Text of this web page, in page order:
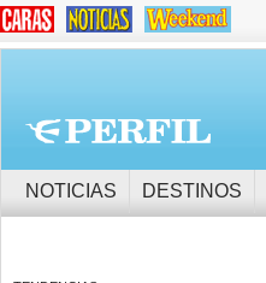
NOTICIAS DESTINOS